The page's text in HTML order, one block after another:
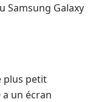
Samsung Galaxy
plus petit
a un écran